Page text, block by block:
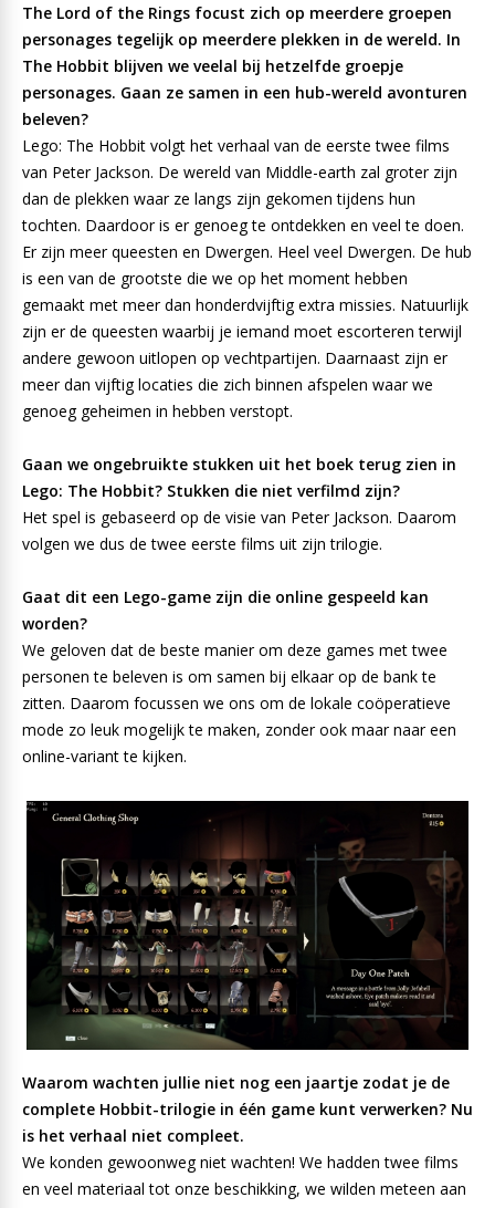
The Lord of the Rings focust zich op meerdere groepen
personages tegelijk op meerdere plekken in de wereld. In
The Hobbit blijven we veelal bij hetzelfde groepje
personages. Gaan ze samen in een hub-wereld avonturen
beleven?
Lego: The Hobbit volgt het verhaal van de eerste twee films
van Peter Jackson. De wereld van Middle-earth zal groter zijn
dan de plekken waar ze langs zijn gekomen tijdens hun
tochten. Daardoor is er genoeg te ontdekken en veel te doen.
Er zijn meer queesten en Dwergen. Heel veel Dwergen. De hub
is een van de grootste die we op het moment hebben
gemaakt met meer dan honderdvijftig extra missies. Natuurlijk
zijn er de queesten waarbij je iemand moet escorteren terwijl
andere gewoon uitlopen op vechtpartijen. Daarnaast zijn er
meer dan vijftig locaties die zich binnen afspelen waar we
genoeg geheimen in hebben verstopt.
Gaan we ongebruikte stukken uit het boek terug zien in
Lego: The Hobbit? Stukken die niet verfilmd zijn?
Het spel is gebaseerd op de visie van Peter Jackson. Daarom
volgen we dus de twee eerste films uit zijn trilogie.
Gaat dit een Lego-game zijn die online gespeeld kan
worden?
We geloven dat de beste manier om deze games met twee
personen te beleven is om samen bij elkaar op de bank te
zitten. Daarom focussen we ons om de lokale coöperatieve
mode zo leuk mogelijk te maken, zonder ook maar naar een
online-variant te kijken.
Waarom wachten jullie niet nog een jaartje zodat je de
complete Hobbit-trilogie in één game kunt verwerken? Nu
is het verhaal niet compleet.
We konden gewoonweg niet wachten! We hadden twee films
en veel materiaal tot onze beschikking, we wilden meteen aan